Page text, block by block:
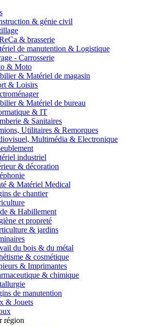
& génie civil
& brasserie
de manutention & Logistique
- Carrosserie
& Moto
& Matériel de magasin
& Loisirs
& Matériel de bureau
& IT
& Sanitaires
Utilitaires & Remorques
Multimédia & Electronique
industriel
& décoration
& Matériel Medical
de chantier
& Habillement
et propreté
& jardins
du bois & du métal
& cosmétique
& Imprimantes
& chimique
de manutention
& Jouets
région